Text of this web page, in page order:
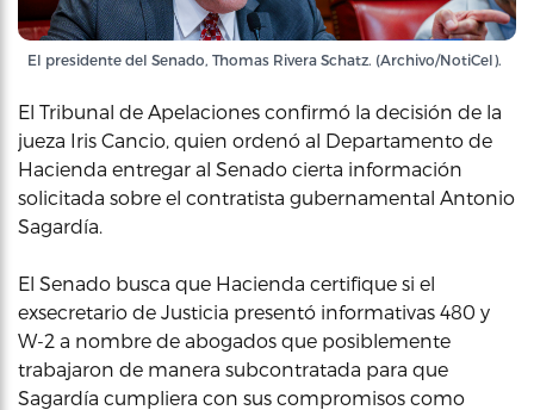
El presidente del Senado, Thomas Rivera Schatz. (Archivo/NotiCel).
El Tribunal de Apelaciones confirmó la decisión de la
jueza Iris Cancio, quien ordenó al Departamento de
Hacienda entregar al Senado cierta información
solicitada sobre el contratista gubernamental Antonio
Sagardía.
El Senado busca que Hacienda certifique si el
exsecretario de Justicia presentó informativas 480 y
W-2 a nombre de abogados que posiblemente
trabajaron de manera subcontratada para que
Sagardía cumpliera con sus compromisos como